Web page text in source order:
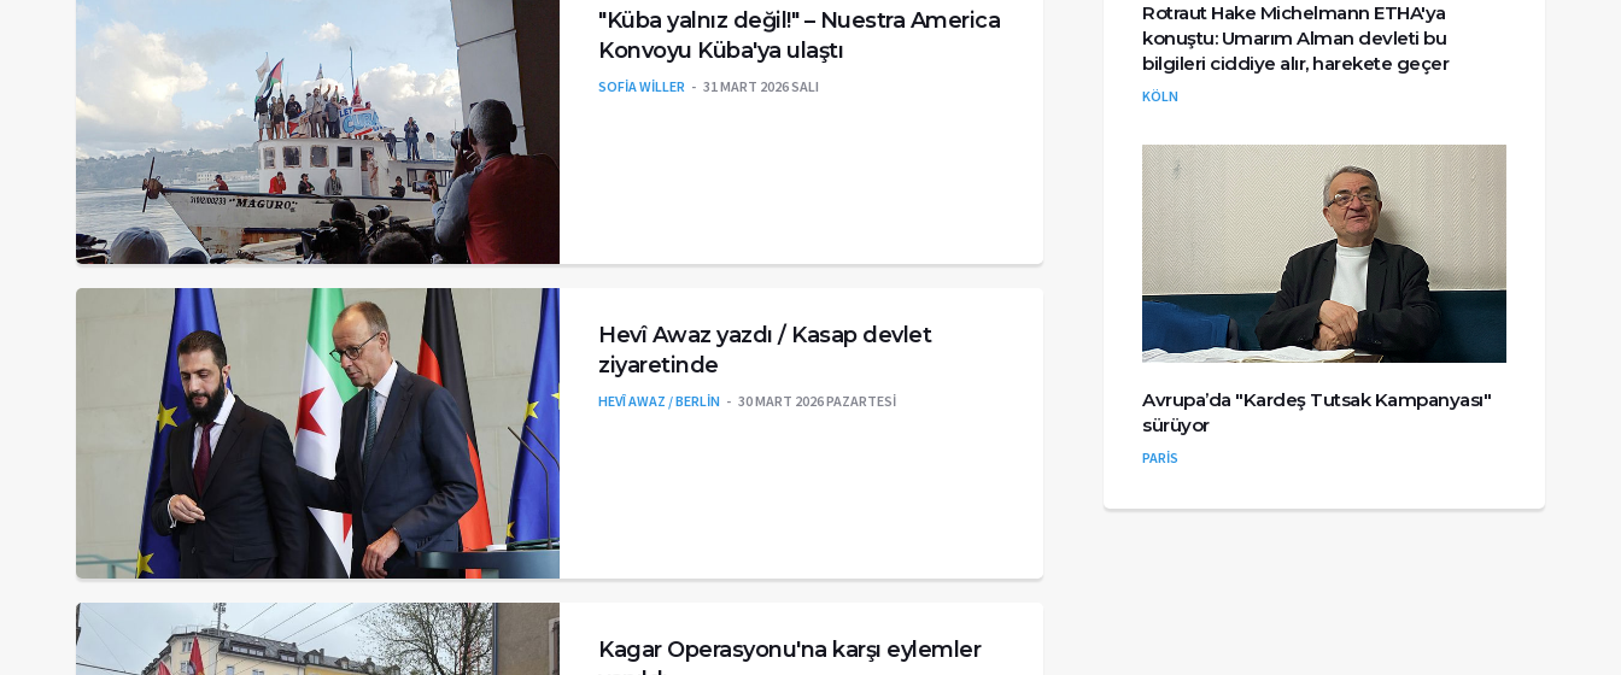
"Küba yalnız değil!" – Nuestra America
Konvoyu Küba'ya ulaştı
SOFİA WİLLER 31 MART 2026 SALI
Hevî Awaz yazdı / Kasap devlet
ziyaretinde
HEVÎ AWAZ / BERLİN 30 MART 2026 PAZARTESI
Kagar Operasyonu'na karşı eylemler
Rotraut Hake Michelmann ETHA'ya
konuştu: Umarım Alman devleti bu
bilgileri ciddiye alır, harekete geçer
KÖLN
Avrupa’da "Kardeş Tutsak Kampanyası"
sürüyor
PARİS